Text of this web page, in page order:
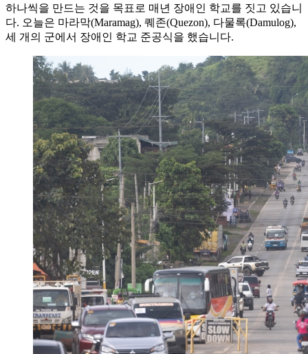
하나씩을 만드는 것을 목표로 매년 장애인 학교를 짓고 있습니
다. 오늘은 마라막(Maramag), 퀘존(Quezon), 다물록(Damulog),
세 개의 군에서 장애인 학교 준공식을 했습니다.